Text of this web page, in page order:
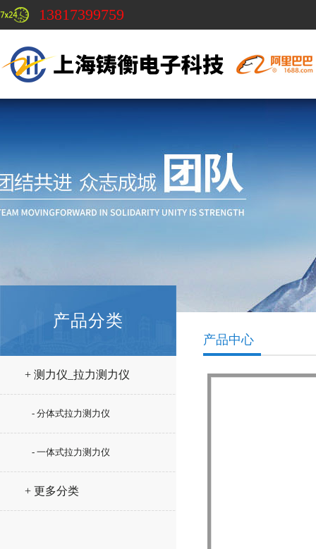
13817399759
产品分类
+ 测力仪_拉力测力仪
- 分体式拉力测力仪
- 一体式拉力测力仪
+ 更多分类
产品中心